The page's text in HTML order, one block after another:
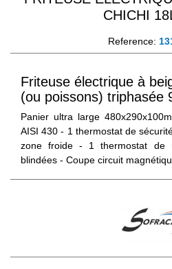
CHICHI
Reference:
Friteuse électrique à
(ou poissons) triphasée
Panier ultra large
AISI 430 - 1 thermostat de
zone froide - 1 thermostat de
blindées - Coupe circuit